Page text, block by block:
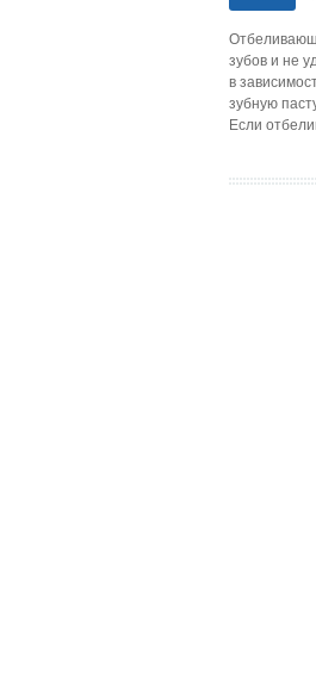
зубов и не
в
зубную
Если